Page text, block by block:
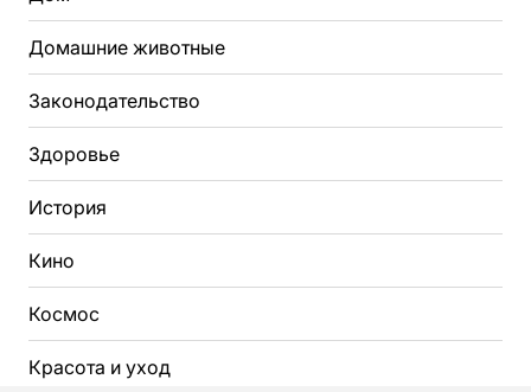
Домашние животные
Законодательство
Здоровье
История
Кино
Космос
Красота и уход